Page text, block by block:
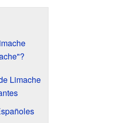
Limache